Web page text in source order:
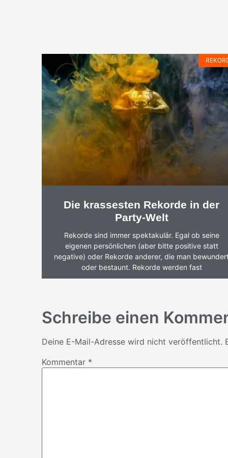
Die krassesten Rekorde in der
Party-Welt
Rekorde sind immer spektakulär. Egal ob seine
eigenen persönlichen (aber bitte positive statt
negative) oder Rekorde anderer, die man
oder bestaunt. Rekorde werden fast
Schreibe einen
Deine E-Mail-Adresse wird nicht veröffentlicht.
Kommentar *